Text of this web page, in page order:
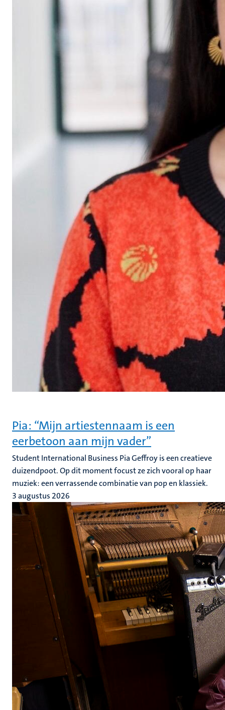
Pia: “Mijn artiestennaam is een
eerbetoon aan mijn vader”
Student International Business Pia Geffroy is een creatieve
duizendpoot. Op dit moment focust ze zich vooral op haar
muziek: een verrassende combinatie van pop en klassiek.
3 augustus 2026